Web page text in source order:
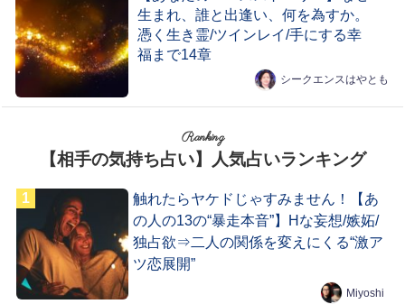
生まれ、誰と出逢い、何を為すか。
憑く生き霊/ツインレイ/手にする幸
福まで14章
シークエンスはやとも
Ranking
【相手の気持ち占い】人気占いランキング
触れたらヤケドじゃすみません！【あ
の人の13の“暴走本音”】Hな妄想/嫉妬/
独占欲⇒二人の関係を変えにくる“激ア
ツ恋展開”
Miyoshi